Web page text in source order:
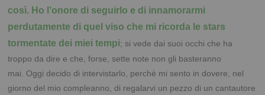
così. Ho l’onore di seguirlo e di innamorarmi
perdutamente di quel viso che mi ricorda le stars
tormentate dei miei tempi; si vede dai suoi occhi che ha
troppo da dire e che, forse, sette note non gli basteranno
mai. Oggi decido di intervistarlo, perchè mi sento in dovere, nel
giorno del mio compleanno, di regalarvi un pezzo di un cantautore